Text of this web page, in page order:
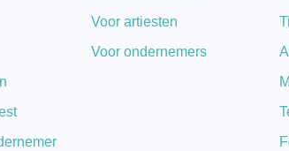
Voor artiesten
Voor ondernemers